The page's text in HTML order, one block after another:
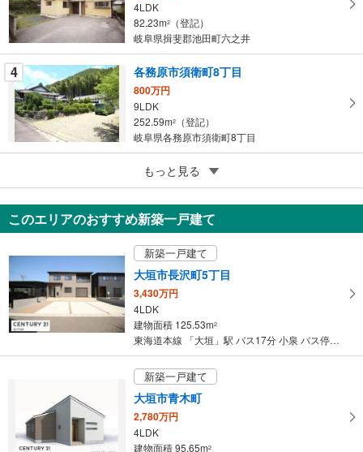
保
存
す
る
4LDK
82.23m2
（登記）
岐阜県揖斐郡池田町六之井
4 各務原市須衛町8丁目
800万円
9LDK
252.59m2
（登記）
岐阜県各務原市須衛町8丁目
安八郡安八町東結
3,600万円
4LDK
118.11m2（登記）
岐阜県安八郡安八町東結
もっと見る
このエリアのおすすめ新築一戸建て
新築一戸建て
大垣市長沢町5丁目
3,430万円
4LDK
建物面積 125.53m2
東海道本線 「大垣」駅 バス17分 小泉 バス停下車 徒歩5分
新築一戸建て
大垣市青木町
2,780万円
4LDK
建物面積 95.65m2